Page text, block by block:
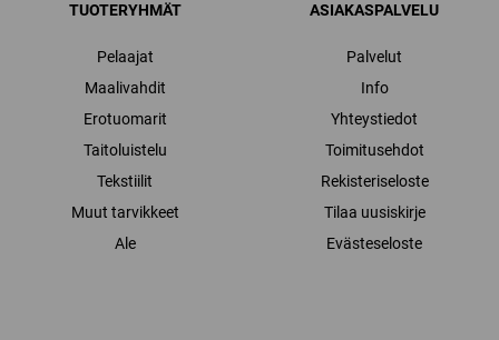
TUOTERYHMÄT
Pelaajat
Maalivahdit
Erotuomarit
Taitoluistelu
Tekstiilit
Muut tarvikkeet
Ale
ASIAKASPALVELU
Palvelut
Info
Yhteystiedot
Toimitusehdot
Rekisteriseloste
Tilaa uusiskirje
Evästeseloste